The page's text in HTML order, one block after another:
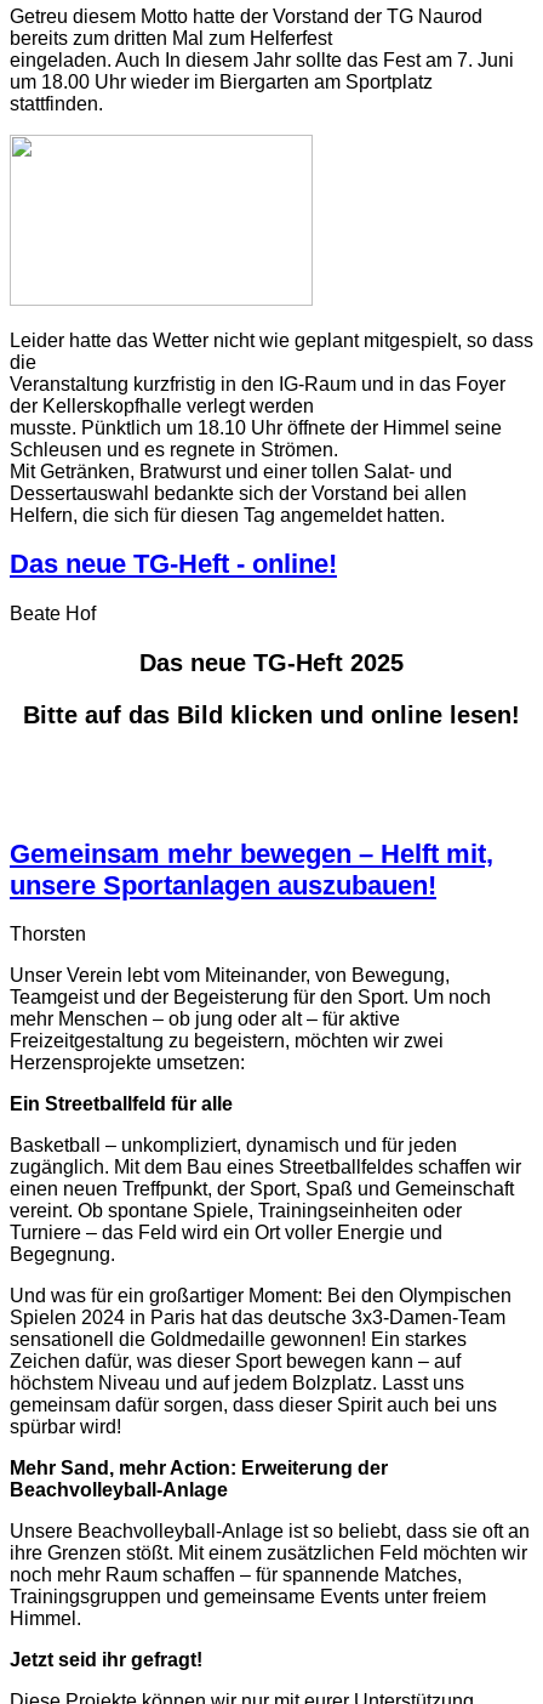
Getreu diesem Motto hatte der Vorstand der TG Naurod
bereits zum dritten Mal zum Helferfest
eingeladen. Auch In diesem Jahr sollte das Fest am 7. Juni
um 18.00 Uhr wieder im Biergarten am Sportplatz
stattfinden.
Leider hatte das Wetter nicht wie geplant mitgespielt, so dass
die
Veranstaltung kurzfristig in den IG-Raum und in das Foyer
der Kellerskopfhalle verlegt werden
musste. Pünktlich um 18.10 Uhr öffnete der Himmel seine
Schleusen und es regnete in Strömen.
Mit Getränken, Bratwurst und einer tollen Salat- und
Dessertauswahl bedankte sich der Vorstand bei allen
Helfern, die sich für diesen Tag angemeldet hatten.
Das neue TG-Heft - online!
Beate Hof
Das neue TG-Heft 2025
Bitte auf das Bild klicken und online lesen!
Gemeinsam mehr bewegen – Helft mit,
unsere Sportanlagen auszubauen!
Thorsten
Unser Verein lebt vom Miteinander, von Bewegung,
Teamgeist und der Begeisterung für den Sport. Um noch
mehr Menschen – ob jung oder alt – für aktive
Freizeitgestaltung zu begeistern, möchten wir zwei
Herzensprojekte umsetzen:
Ein Streetballfeld für alle
Basketball – unkompliziert, dynamisch und für jeden
zugänglich. Mit dem Bau eines Streetballfeldes schaffen wir
einen neuen Treffpunkt, der Sport, Spaß und Gemeinschaft
vereint. Ob spontane Spiele, Trainingseinheiten oder
Turniere – das Feld wird ein Ort voller Energie und
Begegnung.
Und was für ein großartiger Moment: Bei den Olympischen
Spielen 2024 in Paris hat das deutsche 3x3-Damen-Team
sensationell die Goldmedaille gewonnen! Ein starkes
Zeichen dafür, was dieser Sport bewegen kann – auf
höchstem Niveau und auf jedem Bolzplatz. Lasst uns
gemeinsam dafür sorgen, dass dieser Spirit auch bei uns
spürbar wird!
Mehr Sand, mehr Action: Erweiterung der
Beachvolleyball-Anlage
Unsere Beachvolleyball-Anlage ist so beliebt, dass sie oft an
ihre Grenzen stößt. Mit einem zusätzlichen Feld möchten wir
noch mehr Raum schaffen – für spannende Matches,
Trainingsgruppen und gemeinsame Events unter freiem
Himmel.
Jetzt seid ihr gefragt!